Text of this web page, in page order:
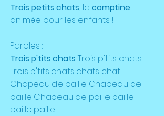
Trois petits chats, la comptine
animée pour les enfants !
Paroles :
Trois p'tits chats Trois p'tits chats
Trois p'tits chats chats chat
Chapeau de paille Chapeau de
paille Chapeau de paille paille
paille paille